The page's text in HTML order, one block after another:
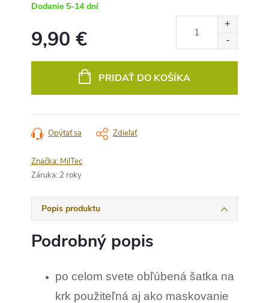
Dodanie 5-14 dní
9,90 €
PRIDAŤ DO KOŠÍKA
Opýtať sa Zdieľať
Značka: MilTec
Záruka: 2 roky
Popis produktu
Podrobný popis
po celom svete obľúbená šatka na
krk použiteľná aj ako maskovanie